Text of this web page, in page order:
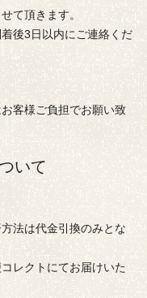
て頂きます。
後3日以内にご連絡くだ
客様ご負担でお願い致
いて
法は代金引換のみとな
レクトにてお届けいた